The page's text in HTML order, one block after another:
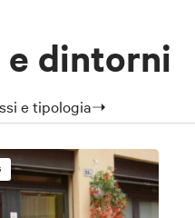
e dintorni
e tipologia➝